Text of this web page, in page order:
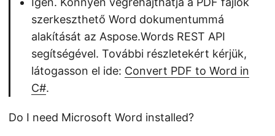
szerkeszthető Word dokumentummá
alakítását az Aspose.Words REST API
segítségével. További részletekért kérjük,
látogasson el ide: Convert PDF to Word in
C#.
Do I need Microsoft Word installed?